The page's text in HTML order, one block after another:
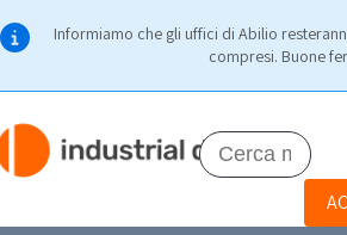
Informiamo che gli uffici di Abilio
compresi. Buone